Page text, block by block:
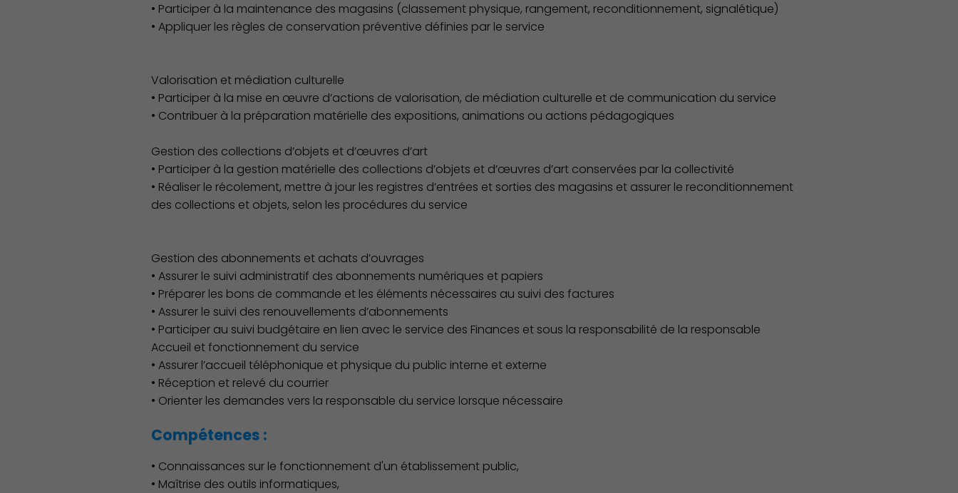
Démocratie locale Environnement cadre de vie Associations et Sports
• Participer à la maintenance des magasins (classement physique, rangement, reconditionnement, signalétique)
• Appliquer les règles de conservation préventive définies par le service
Valorisation et médiation culturelle
• Participer à la mise en œuvre d’actions de valorisation, de médiation culturelle et de communication du service
• Contribuer à la préparation matérielle des expositions, animations ou actions pédagogiques
Gestion des collections d’objets et d’œuvres d’art
• Participer à la gestion matérielle des collections d’objets et d’œuvres d’art conservées par la collectivité
• Réaliser le récolement, mettre à jour les registres d’entrées et sorties des magasins et assurer le reconditionnement
des collections et objets, selon les procédures du service
Gestion des abonnements et achats d’ouvrages
• Assurer le suivi administratif des abonnements numériques et papiers
• Préparer les bons de commande et les éléments nécessaires au suivi des factures
• Assurer le suivi des renouvellements d’abonnements
• Participer au suivi budgétaire en lien avec le service des Finances et sous la responsabilité de la responsable
Accueil et fonctionnement du service
• Assurer l’accueil téléphonique et physique du public interne et externe
• Réception et relevé du courrier
• Orienter les demandes vers la responsable du service lorsque nécessaire
Compétences :
• Connaissances sur le fonctionnement d'un établissement public,
• Maîtrise des outils informatiques,